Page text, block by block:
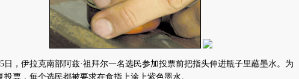
，伊拉克南部阿兹·祖拜尔一名选民参加投票前把指头伸进瓶子里蘸墨水。为
投票，每个选民都被要求在食指上涂上紫色墨水。